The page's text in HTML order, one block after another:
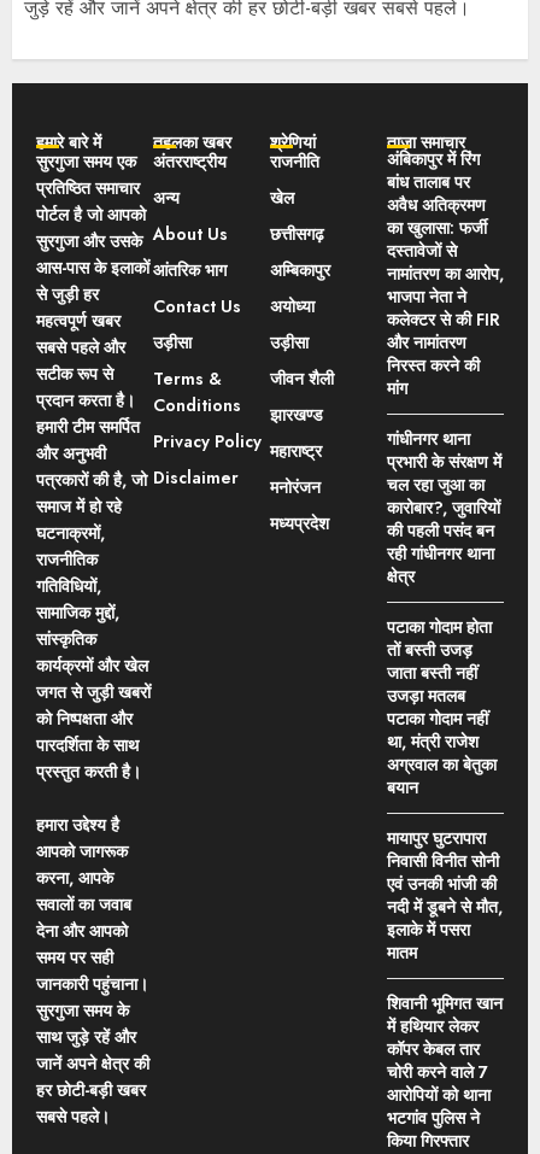
जुड़े रहें और जानें अपने क्षेत्र की हर छोटी-बड़ी खबर सबसे पहले।
हमारे बारे में
सुरगुजा समय एक
प्रतिष्ठित समाचार
पोर्टल है जो आपको
सुरगुजा और उसके
आस-पास के इलाकों
से जुड़ी हर
महत्वपूर्ण खबर
सबसे पहले और
सटीक रूप से
प्रदान करता है।
हमारी टीम समर्पित
और अनुभवी
पत्रकारों की है, जो
समाज में हो रहे
घटनाक्रमों,
राजनीतिक
गतिविधियों,
सामाजिक मुद्दों,
सांस्कृतिक
कार्यक्रमों और खेल
जगत से जुड़ी खबरों
को निष्पक्षता और
पारदर्शिता के साथ
प्रस्तुत करती है।
हमारा उद्देश्य है
आपको जागरूक
करना, आपके
सवालों का जवाब
देना और आपको
समय पर सही
जानकारी पहुंचाना।
सुरगुजा समय के
साथ जुड़े रहें और
जानें अपने क्षेत्र की
हर छोटी-बड़ी खबर
सबसे पहले।
तहलका खबर
अंतरराष्ट्रीय
अन्य
About Us
आंतरिक भाग
Contact Us
उड़ीसा
Terms &
Conditions
Privacy Policy
Disclaimer
श्रेणियां
राजनीति
खेल
छत्तीसगढ़
अम्बिकापुर
अयोध्या
उड़ीसा
जीवन शैली
झारखण्ड
महाराष्ट्र
मनोरंजन
मध्यप्रदेश
ताज़ा समाचार
अंबिकापुर में रिंग
बांध तालाब पर
अवैध अतिक्रमण
का खुलासा: फर्जी
दस्तावेजों से
नामांतरण का आरोप,
भाजपा नेता ने
कलेक्टर से की FIR
और नामांतरण
निरस्त करने की
मांग
गांधीनगर थाना
प्रभारी के संरक्षण में
चल रहा जुआ का
कारोबार?, जुवारियों
की पहली पसंद बन
रही गांधीनगर थाना
क्षेत्र
पटाका गोदाम होता
तों बस्ती उजड़
जाता बस्ती नहीं
उजड़ा मतलब
पटाका गोदाम नहीं
था, मंत्री राजेश
अग्रवाल का बेतुका
बयान
मायापुर घुटरापारा
निवासी विनीत सोनी
एवं उनकी भांजी की
नदी में डूबने से मौत,
इलाके में पसरा
मातम
शिवानी भूमिगत खान
में हथियार लेकर
कॉपर केबल तार
चोरी करने वाले 7
आरोपियों को थाना
भटगांव पुलिस ने
किया गिरफ्तार